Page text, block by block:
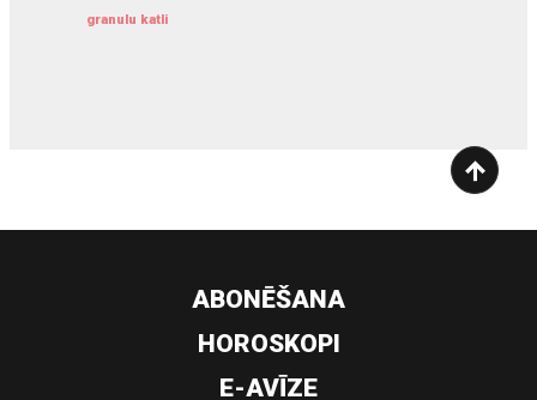
granulu katli
ABONĒŠANA
HOROSKOPI
E-AVĪZE